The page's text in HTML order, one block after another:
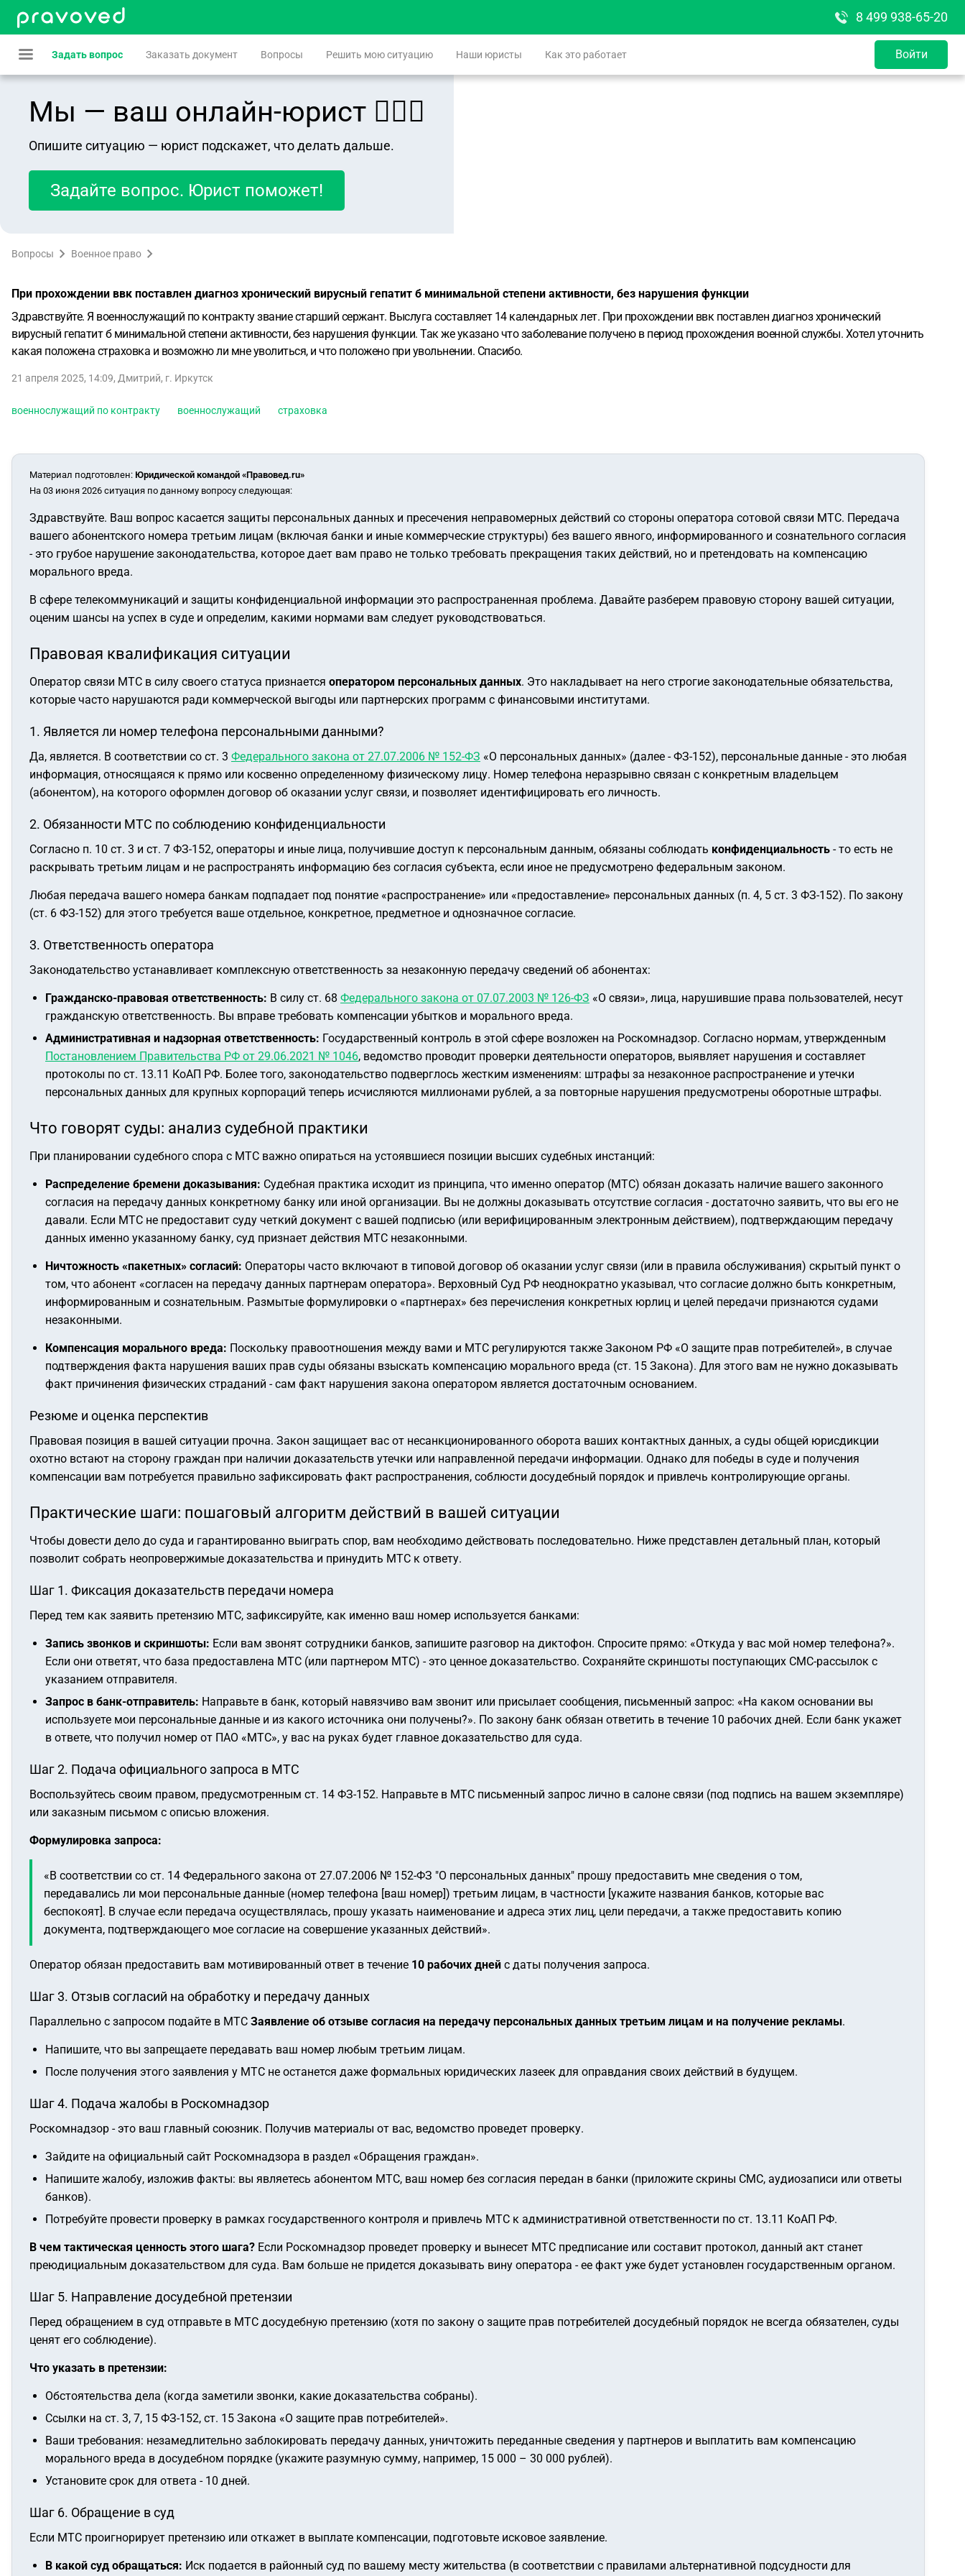
8 499 938-65-20
Задать вопрос Заказать документ Вопросы Решить мою ситуацию Наши юристы Как это работает Войти
Мы — ваш онлайн-юрист 👨🏻‍⚖️
Опишите ситуацию — юрист подскажет, что делать дальше.
Задайте вопрос. Юрист поможет!
Вопросы Военное право
При прохождении ввк поставлен диагноз хронический вирусный гепатит б минимальной степени активности, без нарушения функции
Здравствуйте. Я военнослужащий по контракту звание старший сержант. Выслуга составляет 14 календарных лет. При прохождении ввк поставлен диагноз хронический
вирусный гепатит б минимальной степени активности, без нарушения функции. Так же указано что заболевание получено в период прохождения военной службы. Хотел уточнить
какая положена страховка и возможно ли мне уволиться, и что положено при увольнении. Спасибо.
21 апреля 2025, 14:09, Дмитрий, г. Иркутск
военнослужащий по контракту военнослужащий страховка
Материал подготовлен: Юридической командой «Правовед.ru»
На 03 июня 2026 ситуация по данному вопросу следующая:
Здравствуйте. Ваш вопрос касается защиты персональных данных и пресечения неправомерных действий со стороны оператора сотовой связи МТС. Передача
вашего абонентского номера третьим лицам (включая банки и иные коммерческие структуры) без вашего явного, информированного и сознательного согласия
- это грубое нарушение законодательства, которое дает вам право не только требовать прекращения таких действий, но и претендовать на компенсацию
морального вреда.
В сфере телекоммуникаций и защиты конфиденциальной информации это распространенная проблема. Давайте разберем правовую сторону вашей ситуации,
оценим шансы на успех в суде и определим, какими нормами вам следует руководствоваться.
Правовая квалификация ситуации
Оператор связи МТС в силу своего статуса признается оператором персональных данных. Это накладывает на него строгие законодательные обязательства,
которые часто нарушаются ради коммерческой выгоды или партнерских программ с финансовыми институтами.
1. Является ли номер телефона персональными данными?
Да, является. В соответствии со ст. 3 Федерального закона от 27.07.2006 № 152-ФЗ «О персональных данных» (далее - ФЗ-152), персональные данные - это любая
информация, относящаяся к прямо или косвенно определенному физическому лицу. Номер телефона неразрывно связан с конкретным владельцем
(абонентом), на которого оформлен договор об оказании услуг связи, и позволяет идентифицировать его личность.
2. Обязанности МТС по соблюдению конфиденциальности
Согласно п. 10 ст. 3 и ст. 7 ФЗ-152, операторы и иные лица, получившие доступ к персональным данным, обязаны соблюдать конфиденциальность - то есть не
раскрывать третьим лицам и не распространять информацию без согласия субъекта, если иное не предусмотрено федеральным законом.
Любая передача вашего номера банкам подпадает под понятие «распространение» или «предоставление» персональных данных (п. 4, 5 ст. 3 ФЗ-152). По закону
(ст. 6 ФЗ-152) для этого требуется ваше отдельное, конкретное, предметное и однозначное согласие.
3. Ответственность оператора
Законодательство устанавливает комплексную ответственность за незаконную передачу сведений об абонентах:
Гражданско-правовая ответственность: В силу ст. 68 Федерального закона от 07.07.2003 № 126-ФЗ «О связи», лица, нарушившие права пользователей, несут
гражданскую ответственность. Вы вправе требовать компенсации убытков и морального вреда.
Административная и надзорная ответственность: Государственный контроль в этой сфере возложен на Роскомнадзор. Согласно нормам, утвержденным
Постановлением Правительства РФ от 29.06.2021 № 1046, ведомство проводит проверки деятельности операторов, выявляет нарушения и составляет
протоколы по ст. 13.11 КоАП РФ. Более того, законодательство подверглось жестким изменениям: штрафы за незаконное распространение и утечки
персональных данных для крупных корпораций теперь исчисляются миллионами рублей, а за повторные нарушения предусмотрены оборотные штрафы.
Что говорят суды: анализ судебной практики
При планировании судебного спора с МТС важно опираться на устоявшиеся позиции высших судебных инстанций:
Распределение бремени доказывания: Судебная практика исходит из принципа, что именно оператор (МТС) обязан доказать наличие вашего законного
согласия на передачу данных конкретному банку или иной организации. Вы не должны доказывать отсутствие согласия - достаточно заявить, что вы его не
давали. Если МТС не предоставит суду четкий документ с вашей подписью (или верифицированным электронным действием), подтверждающим передачу
данных именно указанному банку, суд признает действия МТС незаконными.
Ничтожность «пакетных» согласий: Операторы часто включают в типовой договор об оказании услуг связи (или в правила обслуживания) скрытый пункт о
том, что абонент «согласен на передачу данных партнерам оператора». Верховный Суд РФ неоднократно указывал, что согласие должно быть конкретным,
информированным и сознательным. Размытые формулировки о «партнерах» без перечисления конкретных юрлиц и целей передачи признаются судами
незаконными.
Компенсация морального вреда: Поскольку правоотношения между вами и МТС регулируются также Законом РФ «О защите прав потребителей», в случае
подтверждения факта нарушения ваших прав суды обязаны взыскать компенсацию морального вреда (ст. 15 Закона). Для этого вам не нужно доказывать
факт причинения физических страданий - сам факт нарушения закона оператором является достаточным основанием.
Резюме и оценка перспектив
Правовая позиция в вашей ситуации прочна. Закон защищает вас от несанкционированного оборота ваших контактных данных, а суды общей юрисдикции
охотно встают на сторону граждан при наличии доказательств утечки или направленной передачи информации. Однако для победы в суде и получения
компенсации вам потребуется правильно зафиксировать факт распространения, соблюсти досудебный порядок и привлечь контролирующие органы.
Практические шаги: пошаговый алгоритм действий в вашей ситуации
Чтобы довести дело до суда и гарантированно выиграть спор, вам необходимо действовать последовательно. Ниже представлен детальный план, который
позволит собрать неопровержимые доказательства и принудить МТС к ответу.
Шаг 1. Фиксация доказательств передачи номера
Перед тем как заявить претензию МТС, зафиксируйте, как именно ваш номер используется банками:
Запись звонков и скриншоты: Если вам звонят сотрудники банков, запишите разговор на диктофон. Спросите прямо: «Откуда у вас мой номер телефона?».
Если они ответят, что база предоставлена МТС (или партнером МТС) - это ценное доказательство. Сохраняйте скриншоты поступающих СМС-рассылок с
указанием отправителя.
Запрос в банк-отправитель: Направьте в банк, который навязчиво вам звонит или присылает сообщения, письменный запрос: «На каком основании вы
используете мои персональные данные и из какого источника они получены?». По закону банк обязан ответить в течение 10 рабочих дней. Если банк укажет
в ответе, что получил номер от ПАО «МТС», у вас на руках будет главное доказательство для суда.
Шаг 2. Подача официального запроса в МТС
Воспользуйтесь своим правом, предусмотренным ст. 14 ФЗ-152. Направьте в МТС письменный запрос лично в салоне связи (под подпись на вашем экземпляре)
или заказным письмом с описью вложения.
Формулировка запроса:
«В соответствии со ст. 14 Федерального закона от 27.07.2006 № 152-ФЗ "О персональных данных" прошу предоставить мне сведения о том,
передавались ли мои персональные данные (номер телефона [ваш номер]) третьим лицам, в частности [укажите названия банков, которые вас
беспокоят]. В случае если передача осуществлялась, прошу указать наименование и адреса этих лиц, цели передачи, а также предоставить копию
документа, подтверждающего мое согласие на совершение указанных действий».
Оператор обязан предоставить вам мотивированный ответ в течение 10 рабочих дней с даты получения запроса.
Шаг 3. Отзыв согласий на обработку и передачу данных
Параллельно с запросом подайте в МТС Заявление об отзыве согласия на передачу персональных данных третьим лицам и на получение рекламы.
Напишите, что вы запрещаете передавать ваш номер любым третьим лицам.
После получения этого заявления у МТС не останется даже формальных юридических лазеек для оправдания своих действий в будущем.
Шаг 4. Подача жалобы в Роскомнадзор
Роскомнадзор - это ваш главный союзник. Получив материалы от вас, ведомство проведет проверку.
Зайдите на официальный сайт Роскомнадзора в раздел «Обращения граждан».
Напишите жалобу, изложив факты: вы являетесь абонентом МТС, ваш номер без согласия передан в банки (приложите скрины СМС, аудиозаписи или ответы
банков).
Потребуйте провести проверку в рамках государственного контроля и привлечь МТС к административной ответственности по ст. 13.11 КоАП РФ.
В чем тактическая ценность этого шага? Если Роскомнадзор проведет проверку и вынесет МТС предписание или составит протокол, данный акт станет
преюдициальным доказательством для суда. Вам больше не придется доказывать вину оператора - ее факт уже будет установлен государственным органом.
Шаг 5. Направление досудебной претензии
Перед обращением в суд отправьте в МТС досудебную претензию (хотя по закону о защите прав потребителей досудебный порядок не всегда обязателен, суды
ценят его соблюдение).
Что указать в претензии:
Обстоятельства дела (когда заметили звонки, какие доказательства собраны).
Ссылки на ст. 3, 7, 15 ФЗ-152, ст. 15 Закона «О защите прав потребителей».
Ваши требования: незамедлительно заблокировать передачу данных, уничтожить переданные сведения у партнеров и выплатить вам компенсацию
морального вреда в досудебном порядке (укажите разумную сумму, например, 15 000 – 30 000 рублей).
Установите срок для ответа - 10 дней.
Шаг 6. Обращение в суд
Если МТС проигнорирует претензию или откажет в выплате компенсации, подготовьте исковое заявление.
В какой суд обращаться: Иск подается в районный суд по вашему месту жительства (в соответствии с правилами альтернативной подсудности для